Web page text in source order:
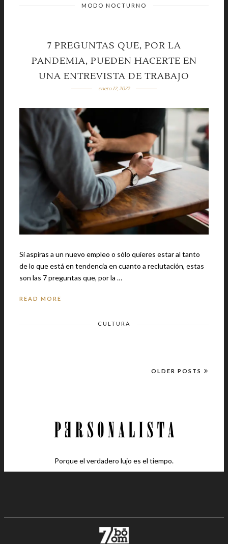
MODO NOCTURNO
7 PREGUNTAS QUE, POR LA
PANDEMIA, PUEDEN HACERTE EN
UNA ENTREVISTA DE TRABAJO
enero 12, 2022
Si aspiras a un nuevo empleo o sólo quieres estar al tanto
de lo que está en tendencia en cuanto a reclutación, estas
son las 7 preguntas que, por la …
READ MORE
CULTURA
OLDER POSTS
Porque el verdadero lujo es el tiempo.